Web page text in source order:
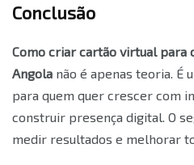
Conclusão
Como criar cartão virtual para
Angola não é apenas teoria. É
para quem quer crescer com
construir presença digital. O
medir resultados e melhorar